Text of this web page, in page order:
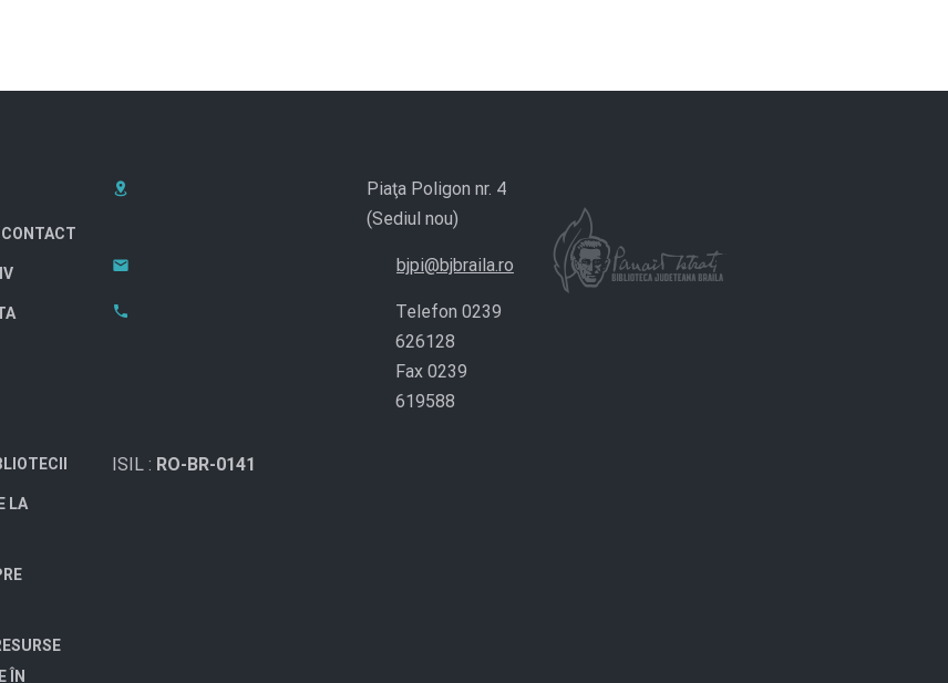
CONTACT
LA
ÎN
Piaţa Poligon nr. 4
(Sediul nou)
bjpi@bjbraila.ro
Telefon 0239
626128
Fax 0239
619588
ISIL : RO-BR-0141